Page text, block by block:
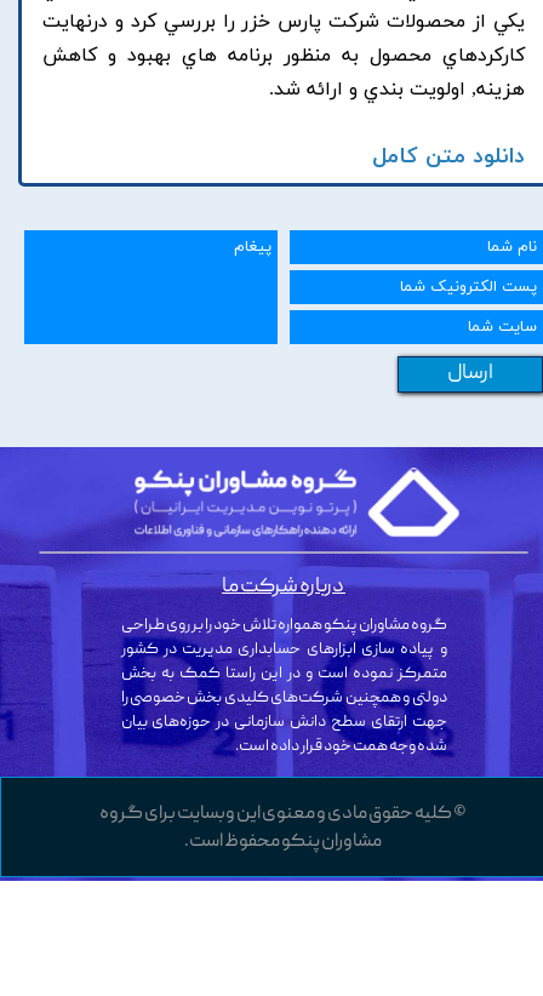
يکي از محصولات شرکت پارس خزر را بررسي کرد و درنهايت
کارکردهاي محصول به منظور برنامه هاي بهبود و کاهش
هزينه, اولويت بندي و ارائه شد.
دانلود متن کامل
ارسال
© کلیه حقوق مادی و معنوی این وبسایت برای گروه
مشاوران پنکو محفوظ است.
گروه مشاوران پنکو همواره تلاش خود را بر روی طراحی
و پیاده سازی ابزارهای حسابداری مدیریت در کشور
متمرکز نموده است و در این راستا کمک به بخش
دولتی و همچنین شرکت‌های کلیدی بخش خصوصی را
جهت ارتقای سطح دانش سازمانی در حوزه‌های بیان
شده وجه همت خود قرار داده است.
درباره شرکت ما